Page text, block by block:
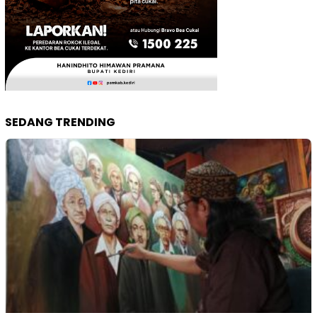
SEDANG TRENDING